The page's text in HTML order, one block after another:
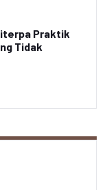
Praktik
Tidak